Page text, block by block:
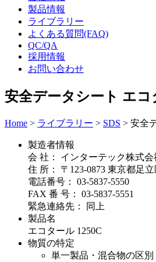
製品情報
ライブラリー
よくある質問(FAQ)
QC/QA
採用情報
お問い合わせ
安全データシート エコ
Home > ライブラリー > SDS > 安全
製造者情報
会 社： インターテック株式会
住 所： 〒123-0873 東京都足立
電話番号： 03-5837-5550
FAX 番 号： 03-5837-5551
緊急連絡先： 同上
製品名
エコタール 1250C
物質の特定
単一製品・混合物の区別